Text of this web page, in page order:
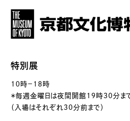
特別展
10時－18時
＊毎週金曜日は夜間開館19時30分ま
（入場はそれぞれ30分前まで）